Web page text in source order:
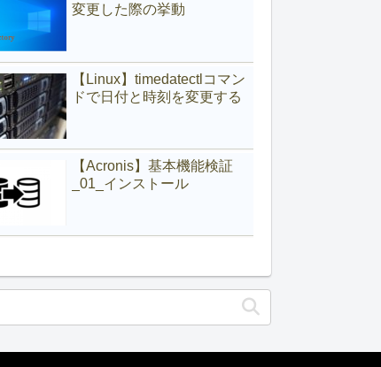
変更した際の挙動
【Linux】timedatectlコマン
ドで日付と時刻を変更する
【Acronis】基本機能検証
_01_インストール